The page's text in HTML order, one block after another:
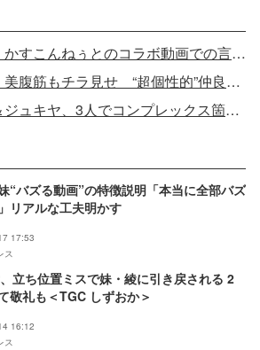
【写真】中町兄妹、かすこんねぅとのコラボ動画での言動謝罪
【写真】中町兄妹、美腹筋もチラ見せ “超個性的”仲良しランウェイ
【写真】中町兄弟＆ジュキヤ、3人でコンプレックス箇所を手術 術後の変化も明かす
“バズる動画”の特徴説明「本当に全部バズ
リアルな工夫明かす
17:53
ス
立ち位置ミスで妹・綾に引き戻される 2
敬礼も＜TGC しずおか＞
16:12
ス